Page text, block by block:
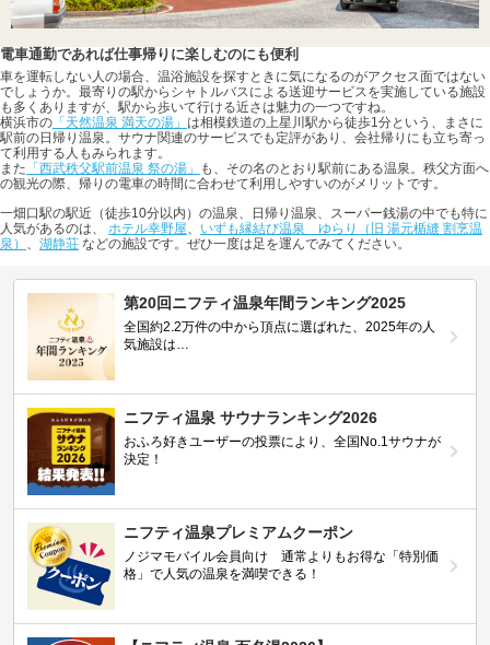
電車通勤であれば仕事帰りに楽しむのにも便利
車を運転しない人の場合、温浴施設を探すときに気になるのがアクセス面ではない
でしょうか。最寄りの駅からシャトルバスによる送迎サービスを実施している施設
も多くありますが、駅から歩いて行ける近さは魅力の一つですね。
横浜市の 「天然温泉 満天の湯」 は相模鉄道の上星川駅から徒歩1分という、まさに
駅前の日帰り温泉。サウナ関連のサービスでも定評があり、会社帰りにも立ち寄っ
て利用する人もみられます。
また 「西武秩父駅前温泉 祭の湯」
も、その名のとおり駅前にある温泉。秩父方面へ
の観光の際、帰りの電車の時間に合わせて利用しやすいのがメリットです。
一畑口駅の駅近（徒歩10分以内）の温泉、日帰り温泉、スーパー銭湯の中でも特に
人気があるのは、 ホテル幸野屋、 いずも縁結び温泉 ゆらり（旧 湯元楯縫 割烹温
泉） 、 湖静荘 などの施設です。ぜひ一度は足を運んでみてください。
第20回ニフティ温泉年間ランキング2025
全国約2.2万件の中から頂点に選ばれた、2025年の人
気施設は…
ニフティ温泉 サウナランキング2026
おふろ好きユーザーの投票により、全国No.1サウナが
決定！
ニフティ温泉プレミアムクーポン
ノジマモバイル会員向け 通常よりもお得な「特別価
格」で人気の温泉を満喫できる！